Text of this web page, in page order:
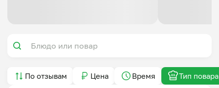
По отзывам Цена Время Тип повара